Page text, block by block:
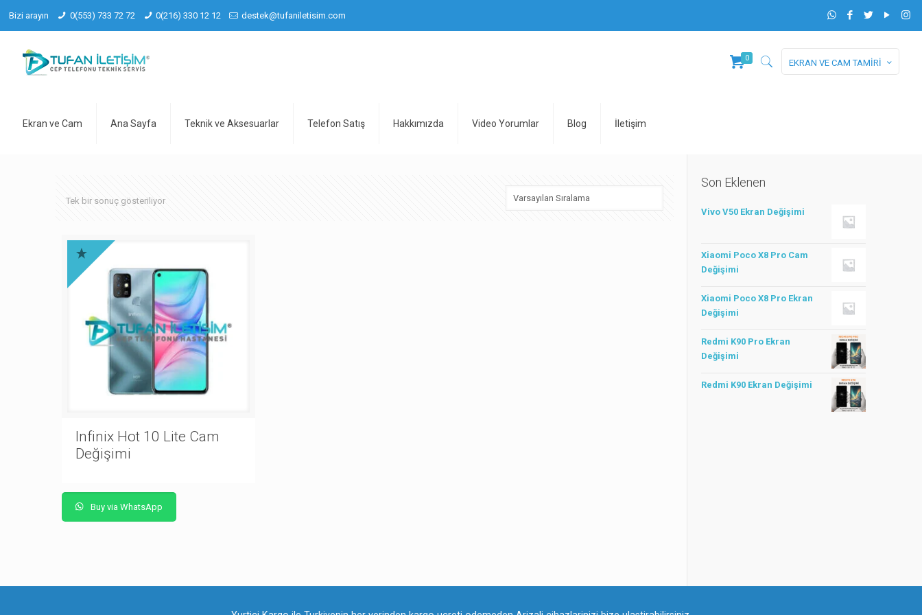
Bizi arayın 0(553) 733 72 72 0(216) 330 12 12 destek@tufaniletisim.com
Ekran ve Cam Ana Sayfa Teknik ve Aksesuarlar Telefon Satış Hakkımızda Video Yorumlar Blog İletişim
0 EKRAN VE CAM TAMİRİ
Tek bir sonuç gösteriliyor
Infinix Hot 10 Lite Cam
Değişimi
Buy via WhatsApp
Son Eklenen
Vivo V50 Ekran Değişimi
Xiaomi Poco X8 Pro Cam
Değişimi
Xiaomi Poco X8 Pro Ekran
Değişimi
Redmi K90 Pro Ekran
Değişimi
Redmi K90 Ekran Değişimi